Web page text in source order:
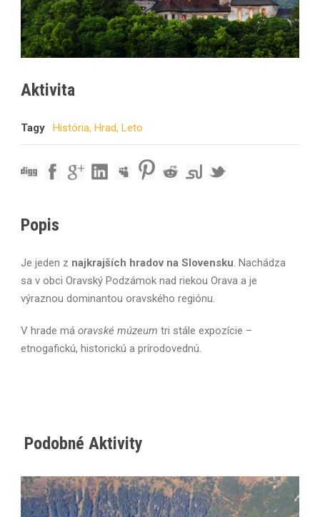
Aktivita
Tagy História, Hrad, Leto
Popis
Je jeden z najkrajších hradov na Slovensku . Nachádza
sa v obci Oravský Podzámok nad riekou Orava a je
výraznou dominantou oravského regiónu.
V hrade má oravské múzeum tri stále expozície –
etnogafickú, historickú a prírodovednú.
Podobné Aktivity